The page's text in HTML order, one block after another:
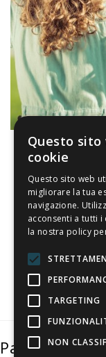
La nostra
Il risparmio
Il nostro
Il blog
Perché fidarti
Vendi con noi
Pagamenti
Questo sito
cookie
Questo sito web
migliorare la tua
navigazione.
acconsenti a tutti
la nostra policy
TARGETING
NON